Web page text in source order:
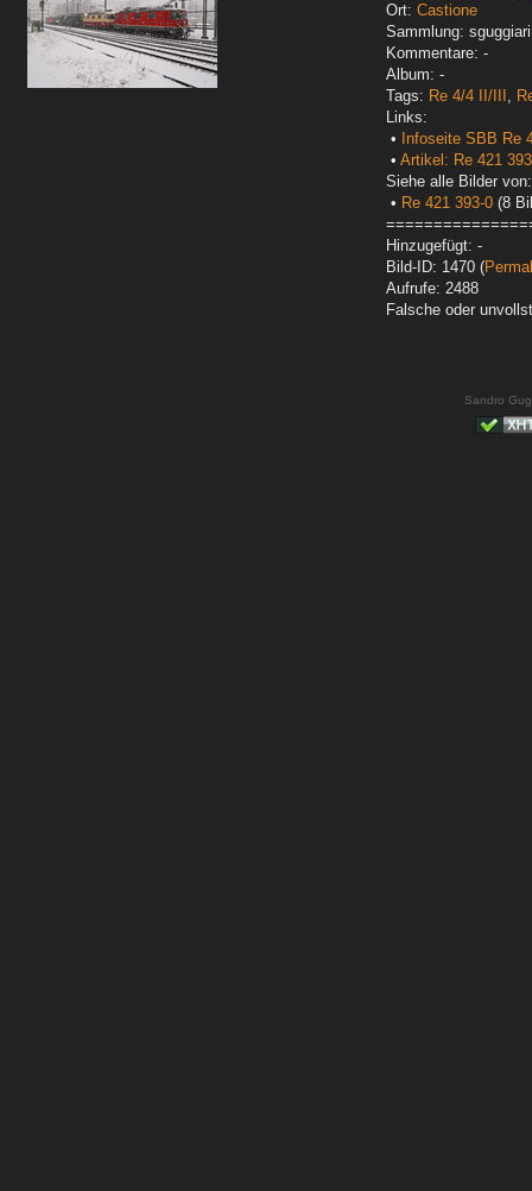
Ort: Castione
Sammlung:
Kommentare: -
Album: -
Tags: Re 4/4 II/III ,
Links:
•
Infoseite SBB Re
• Artikel: Re 421
Siehe alle Bilder von:
• Re 421 393-0 (8
Hinzugefügt: -
Bild-ID: 1470 (
Aufrufe: 2488
Falsche oder
Sandro